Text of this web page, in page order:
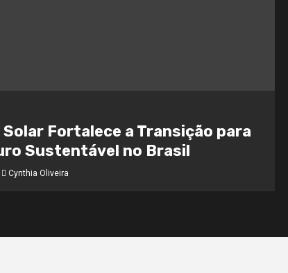
Solar Fortalece a Transição para
Sustentável no Brasil
Cynthia Oliveira